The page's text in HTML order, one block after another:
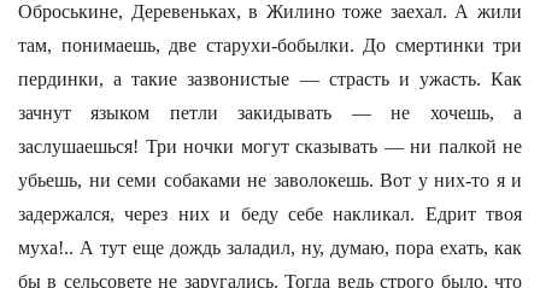
Оброськине, Деревеньках, в Жилино тоже заехал. А жили
там, понимаешь, две старухи-бобылки. До смертинки три
пердинки, а такие зазвонистые — страсть и ужасть. Как
зачнут языком петли закидывать — не хочешь, а
заслушаешься! Три ночки могут сказывать — ни палкой не
убьешь, ни семи собаками не заволокешь. Вот у них-то я и
задержался, через них и беду себе накликал. Едрит твоя
муха!.. А тут еще дождь заладил, ну, думаю, пора ехать, как
бы в сельсовете не заругались. Тогда ведь строго было, что